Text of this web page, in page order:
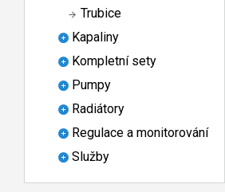
Trubice
Kapaliny
Kompletní sety
Pumpy
Radiátory
Regulace a monitorování
Služby